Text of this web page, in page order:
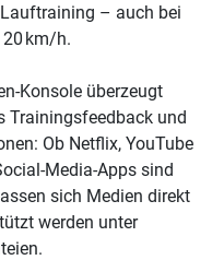
– auch bei
km/h.
Konsole überzeugt
Trainingsfeedback und
Ob Netflix, YouTube
Media-Apps sind
sich Medien direkt
werden unter